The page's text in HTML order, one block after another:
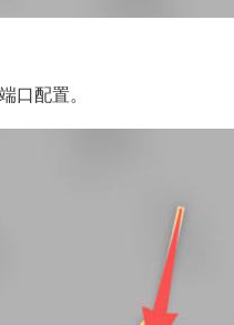
口配置。